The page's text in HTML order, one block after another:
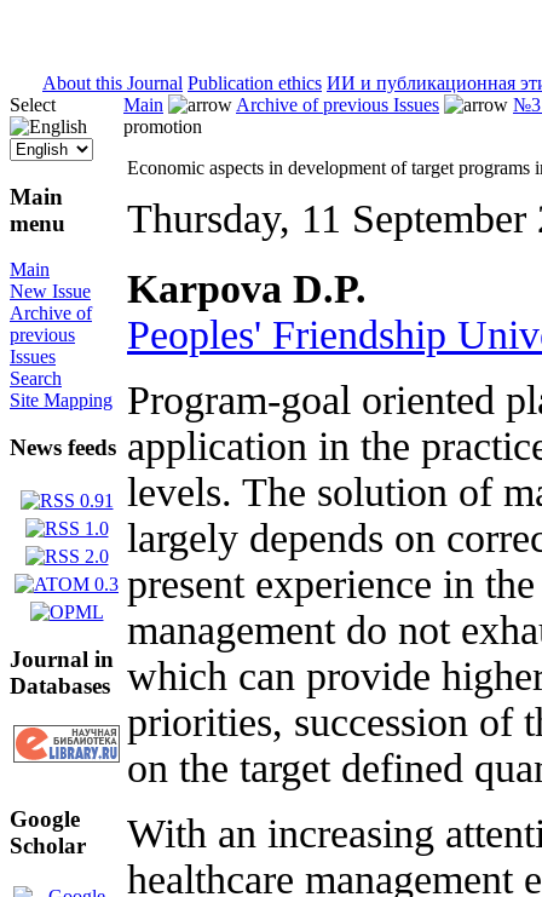
About this Journal Publication ethics ИИ и публикационная
Select
Main
menu
Main
New Issue
Archive of
previous
Issues
Search
Site Mapping
News feeds
Journal in
Databases
Google
Scholar
Main Archive of previous Issues
№3
promotion
Economic aspects in development of target programs
Thursday, 11 September
Karpova D.P.
Peoples' Friendship
Program-goal oriented
application in the
levels. The solution of
largely depends on
present experience in
management do not
which can provide
priorities, succession of
on the target defined
With an increasing
healthcare management